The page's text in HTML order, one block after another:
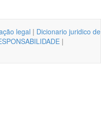
legal | Dicionario juridico de
|